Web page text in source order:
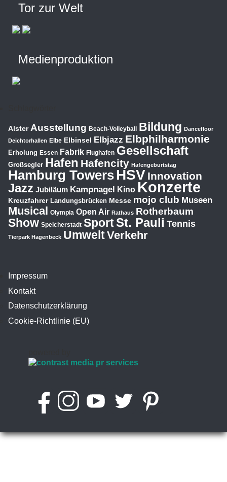
Tor zur Welt
Medienproduktion
Impressum
Kontakt
Datenschutzerklärung
Cookie-Richtlinie (EU)
Alster Ausstellung Beach-Volleyball Bildung Dancefloor
Deichtorhallen Elbe Elbinsel Elbjazz Elbphilharmonie
Erholung Essen Fabrik Flughafen Gesellschaft
Großsegler Hafen Hafencity Hafengeburtstag
Hamburg TowersHSV Innovation
Jazz Jubiläum Kampnagel Kino Konzerte
Kreuzfahrer Landungsbrücken Messe mojo club Museen
Musical Olympia Open Air Rathaus Rotherbaum
Show Speicherstadt SportSt. Pauli Tennis
Tierpark Hagenbeck UmweltVerkehr